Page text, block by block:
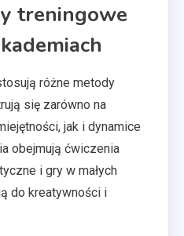
treningowe
różne metody
się zarówno na
jak i dynamice
obejmują ćwiczenia
i gry w małych
do kreatywności i